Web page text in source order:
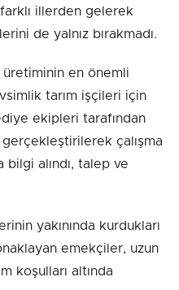
illerden gelerek
de yalnız bırakmadı.
en önemli
tarım işçileri için
ekipleri tarafından
çalışma
bilgi alındı, talep ve
yakınında kurdukları
emekçiler, uzun
koşulları altında